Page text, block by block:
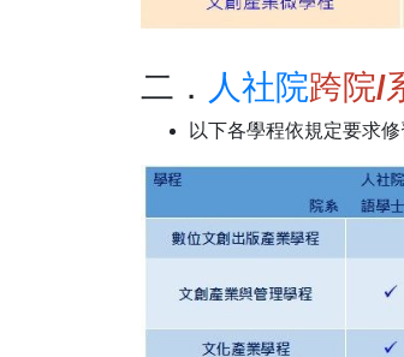
二． 人社院跨院/
以下各學程依規定要求